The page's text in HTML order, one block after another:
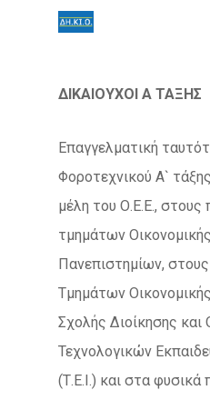
ΔΙΚΑΙΟΥΧΟΙ Α ΤΑΞΗΣ
Επαγγελματική
Φοροτεχνικού Α`
μέλη του Ο.Ε.Ε., στους
τμημάτων
Πανεπιστημίων,
Τμημάτων
Σχολής Διοίκησης και
Τεχνολογικών
(Τ.Ε.Ι.) και στα